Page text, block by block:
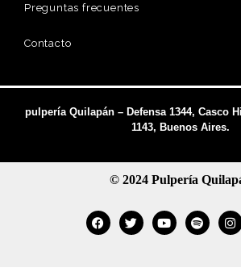
Preguntas frecuentes
Contacto
pulpería Quilapán – Defensa 1344, Casco
1143, Buenos Aires.
© 2024 Pulpería
FacebookTwitterYoutubeSpotify